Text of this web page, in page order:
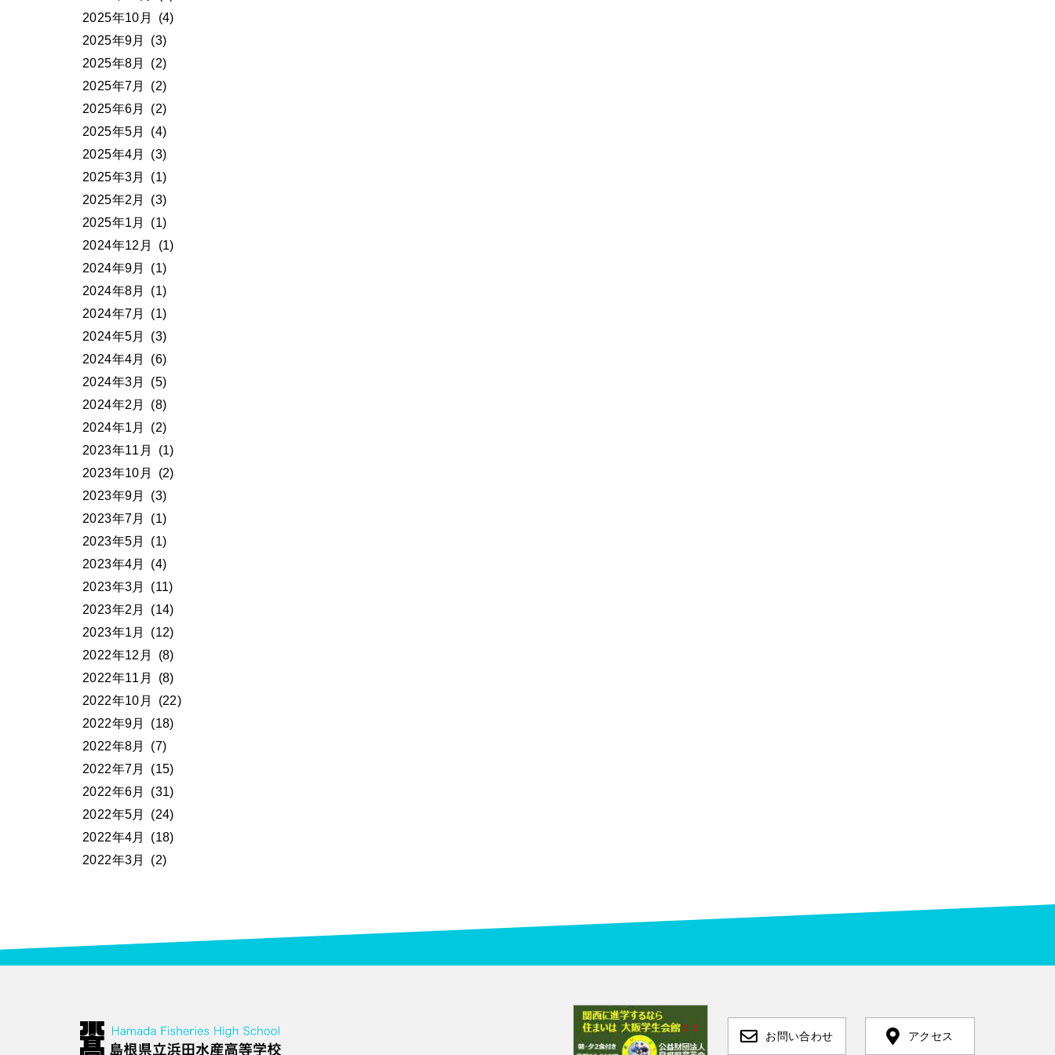
2025年10月
(4)
2025年9月
(3)
2025年8月
(2)
2025年7月
(2)
2025年6月
(2)
2025年5月
(4)
2025年4月
(3)
2025年3月
(1)
2025年2月
(3)
2025年1月
(1)
2024年12月
(1)
2024年9月
(1)
2024年8月
(1)
2024年7月
(1)
2024年5月
(3)
2024年4月
(6)
2024年3月
(5)
2024年2月
(8)
2024年1月
(2)
2023年11月
(1)
2023年10月
(2)
2023年9月
(3)
2023年7月
(1)
2023年5月
(1)
2023年4月
(4)
2023年3月
(11)
2023年2月
(14)
2023年1月
(12)
2022年12月
(8)
2022年11月
(8)
2022年10月
(22)
2022年9月
(18)
2022年8月
(7)
2022年7月
(15)
2022年6月
(31)
2022年5月
(24)
2022年4月
(18)
2022年3月
(2)
お問い合わせ アクセス